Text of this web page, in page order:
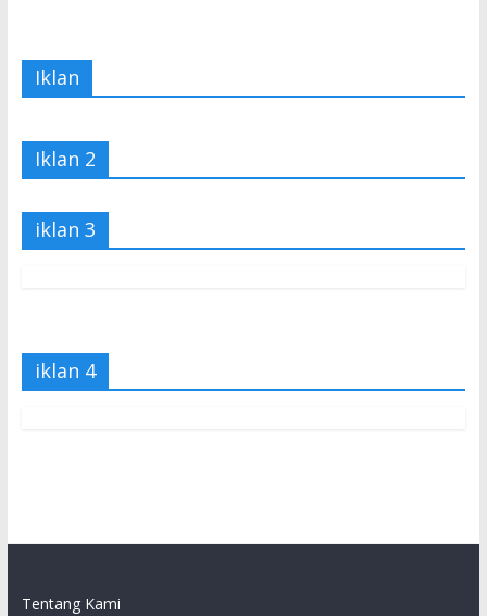
Iklan
Iklan 2
iklan 3
iklan 4
Tentang Kami